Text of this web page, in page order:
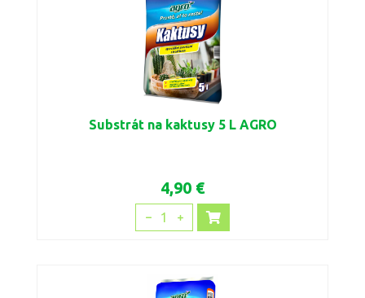
Substrát na kaktusy 5 L AGRO
4,90 €
1